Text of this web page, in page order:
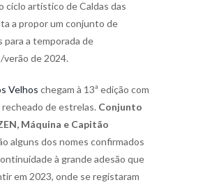
ciclo artístico de Caldas das
a propor um conjunto de
para a temporada de
verão de 2024.
Velhos chegam à 13ª edição com
recheado de estrelas. Conjunto
Máquina e Capitão
alguns dos nomes confirmados
à grande adesão que
em 2023, onde se registaram